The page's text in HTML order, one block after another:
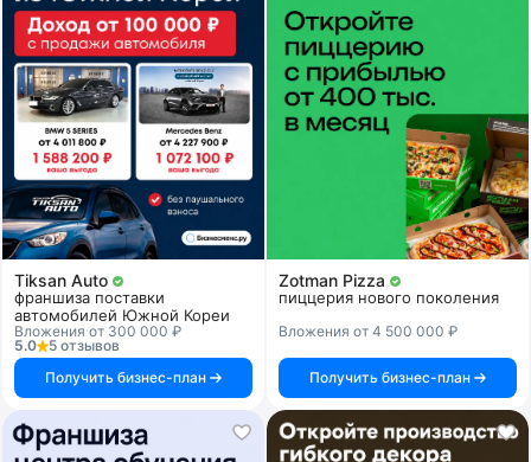
Tiksan Auto
франшиза поставки
автомобилей Южной Кореи
Вложения от 300 000 ₽
5.0
5 отзывов
Получить бизнес-план
Zotman Pizza
пиццерия нового поколения
Вложения от 4 500 000 ₽
Получить бизнес-план